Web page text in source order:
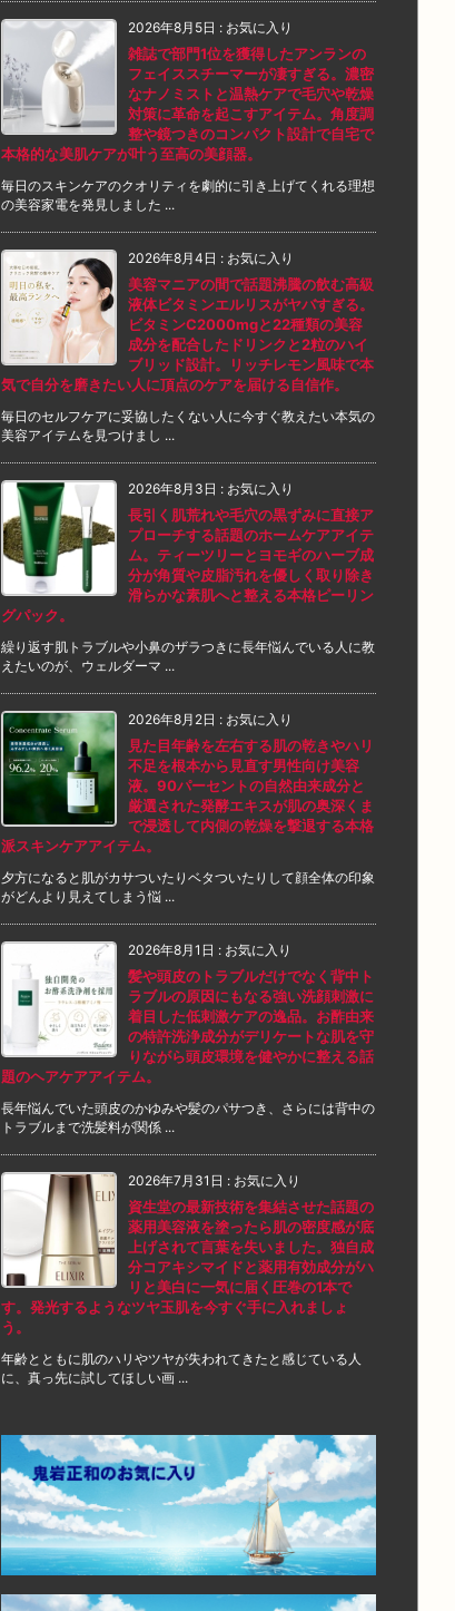
2026年8月5日 : お気に入り
雑誌で部門1位を獲得したアンランの
フェイススチーマーが凄すぎる。濃密
なナノミストと温熱ケアで毛穴や乾燥
対策に革命を起こすアイテム。角度調
整や鏡つきのコンパクト設計で自宅で
本格的な美肌ケアが叶う至高の美顔器。
毎日のスキンケアのクオリティを劇的に引き上げてくれる理想
の美容家電を発見しました ...
2026年8月4日 : お気に入り
美容マニアの間で話題沸騰の飲む高級
液体ビタミンエルリスがヤバすぎる。
ビタミンC2000mgと22種類の美容
成分を配合したドリンクと2粒のハイ
ブリッド設計。リッチレモン風味で本
気で自分を磨きたい人に頂点のケアを届ける自信作。
毎日のセルフケアに妥協したくない人に今すぐ教えたい本気の
美容アイテムを見つけまし ...
2026年8月3日 : お気に入り
長引く肌荒れや毛穴の黒ずみに直接ア
プローチする話題のホームケアアイテ
ム。ティーツリーとヨモギのハーブ成
分が角質や皮脂汚れを優しく取り除き
滑らかな素肌へと整える本格ピーリン
グパック。
繰り返す肌トラブルや小鼻のザラつきに長年悩んでいる人に教
えたいのが、ウェルダーマ ...
2026年8月2日 : お気に入り
見た目年齢を左右する肌の乾きやハリ
不足を根本から見直す男性向け美容
液。90パーセントの自然由来成分と
厳選された発酵エキスが肌の奥深くま
で浸透して内側の乾燥を撃退する本格
派スキンケアアイテム。
夕方になると肌がカサついたりベタついたりして顔全体の印象
がどんより見えてしまう悩 ...
2026年8月1日 : お気に入り
髪や頭皮のトラブルだけでなく背中ト
ラブルの原因にもなる強い洗顔刺激に
着目した低刺激ケアの逸品。お酢由来
の特許洗浄成分がデリケートな肌を守
りながら頭皮環境を健やかに整える話
題のヘアケアアイテム。
長年悩んでいた頭皮のかゆみや髪のパサつき、さらには背中の
トラブルまで洗髪料が関係 ...
2026年7月31日 : お気に入り
資生堂の最新技術を集結させた話題の
薬用美容液を塗ったら肌の密度感が底
上げされて言葉を失いました。独自成
分コアキシマイドと薬用有効成分がハ
リと美白に一気に届く圧巻の1本で
す。発光するようなツヤ玉肌を今すぐ手に入れましょ
う。
年齢とともに肌のハリやツヤが失われてきたと感じている人
に、真っ先に試してほしい画 ...